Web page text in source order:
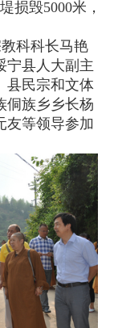
损毁5000米，
科科长马艳
宁县人大副主
县民宗和文体
侗族乡乡长杨
友等领导参加